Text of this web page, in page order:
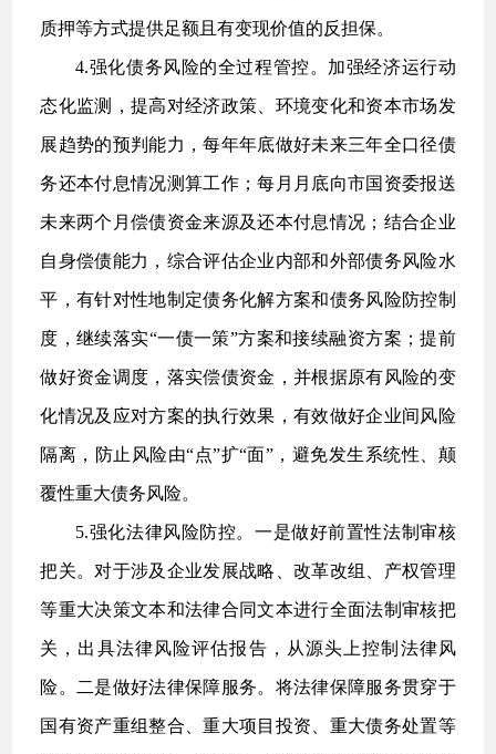
质押等方式提供足额且有变现价值的反担保。
4.强化债务风险的全过程管控。加强经济运行动
态化监测，提高对经济政策、环境变化和资本市场发
展趋势的预判能力，每年年底做好未来三年全口径债
务还本付息情况测算工作；每月月底向市国资委报送
未来两个月偿债资金来源及还本付息情况；结合企业
自身偿债能力，综合评估企业内部和外部债务风险水
平，有针对性地制定债务化解方案和债务风险防控制
度，继续落实“一债一策”方案和接续融资方案；提前
做好资金调度，落实偿债资金，并根据原有风险的变
化情况及应对方案的执行效果，有效做好企业间风险
隔离，防止风险由“点”扩“面”，避免发生系统性、颠
覆性重大债务风险。
5.强化法律风险防控。一是做好前置性法制审核
把关。对于涉及企业发展战略、改革改组、产权管理
等重大决策文本和法律合同文本进行全面法制审核把
关，出具法律风险评估报告，从源头上控制法律风
险。二是做好法律保障服务。将法律保障服务贯穿于
国有资产重组整合、重大项目投资、重大债务处置等